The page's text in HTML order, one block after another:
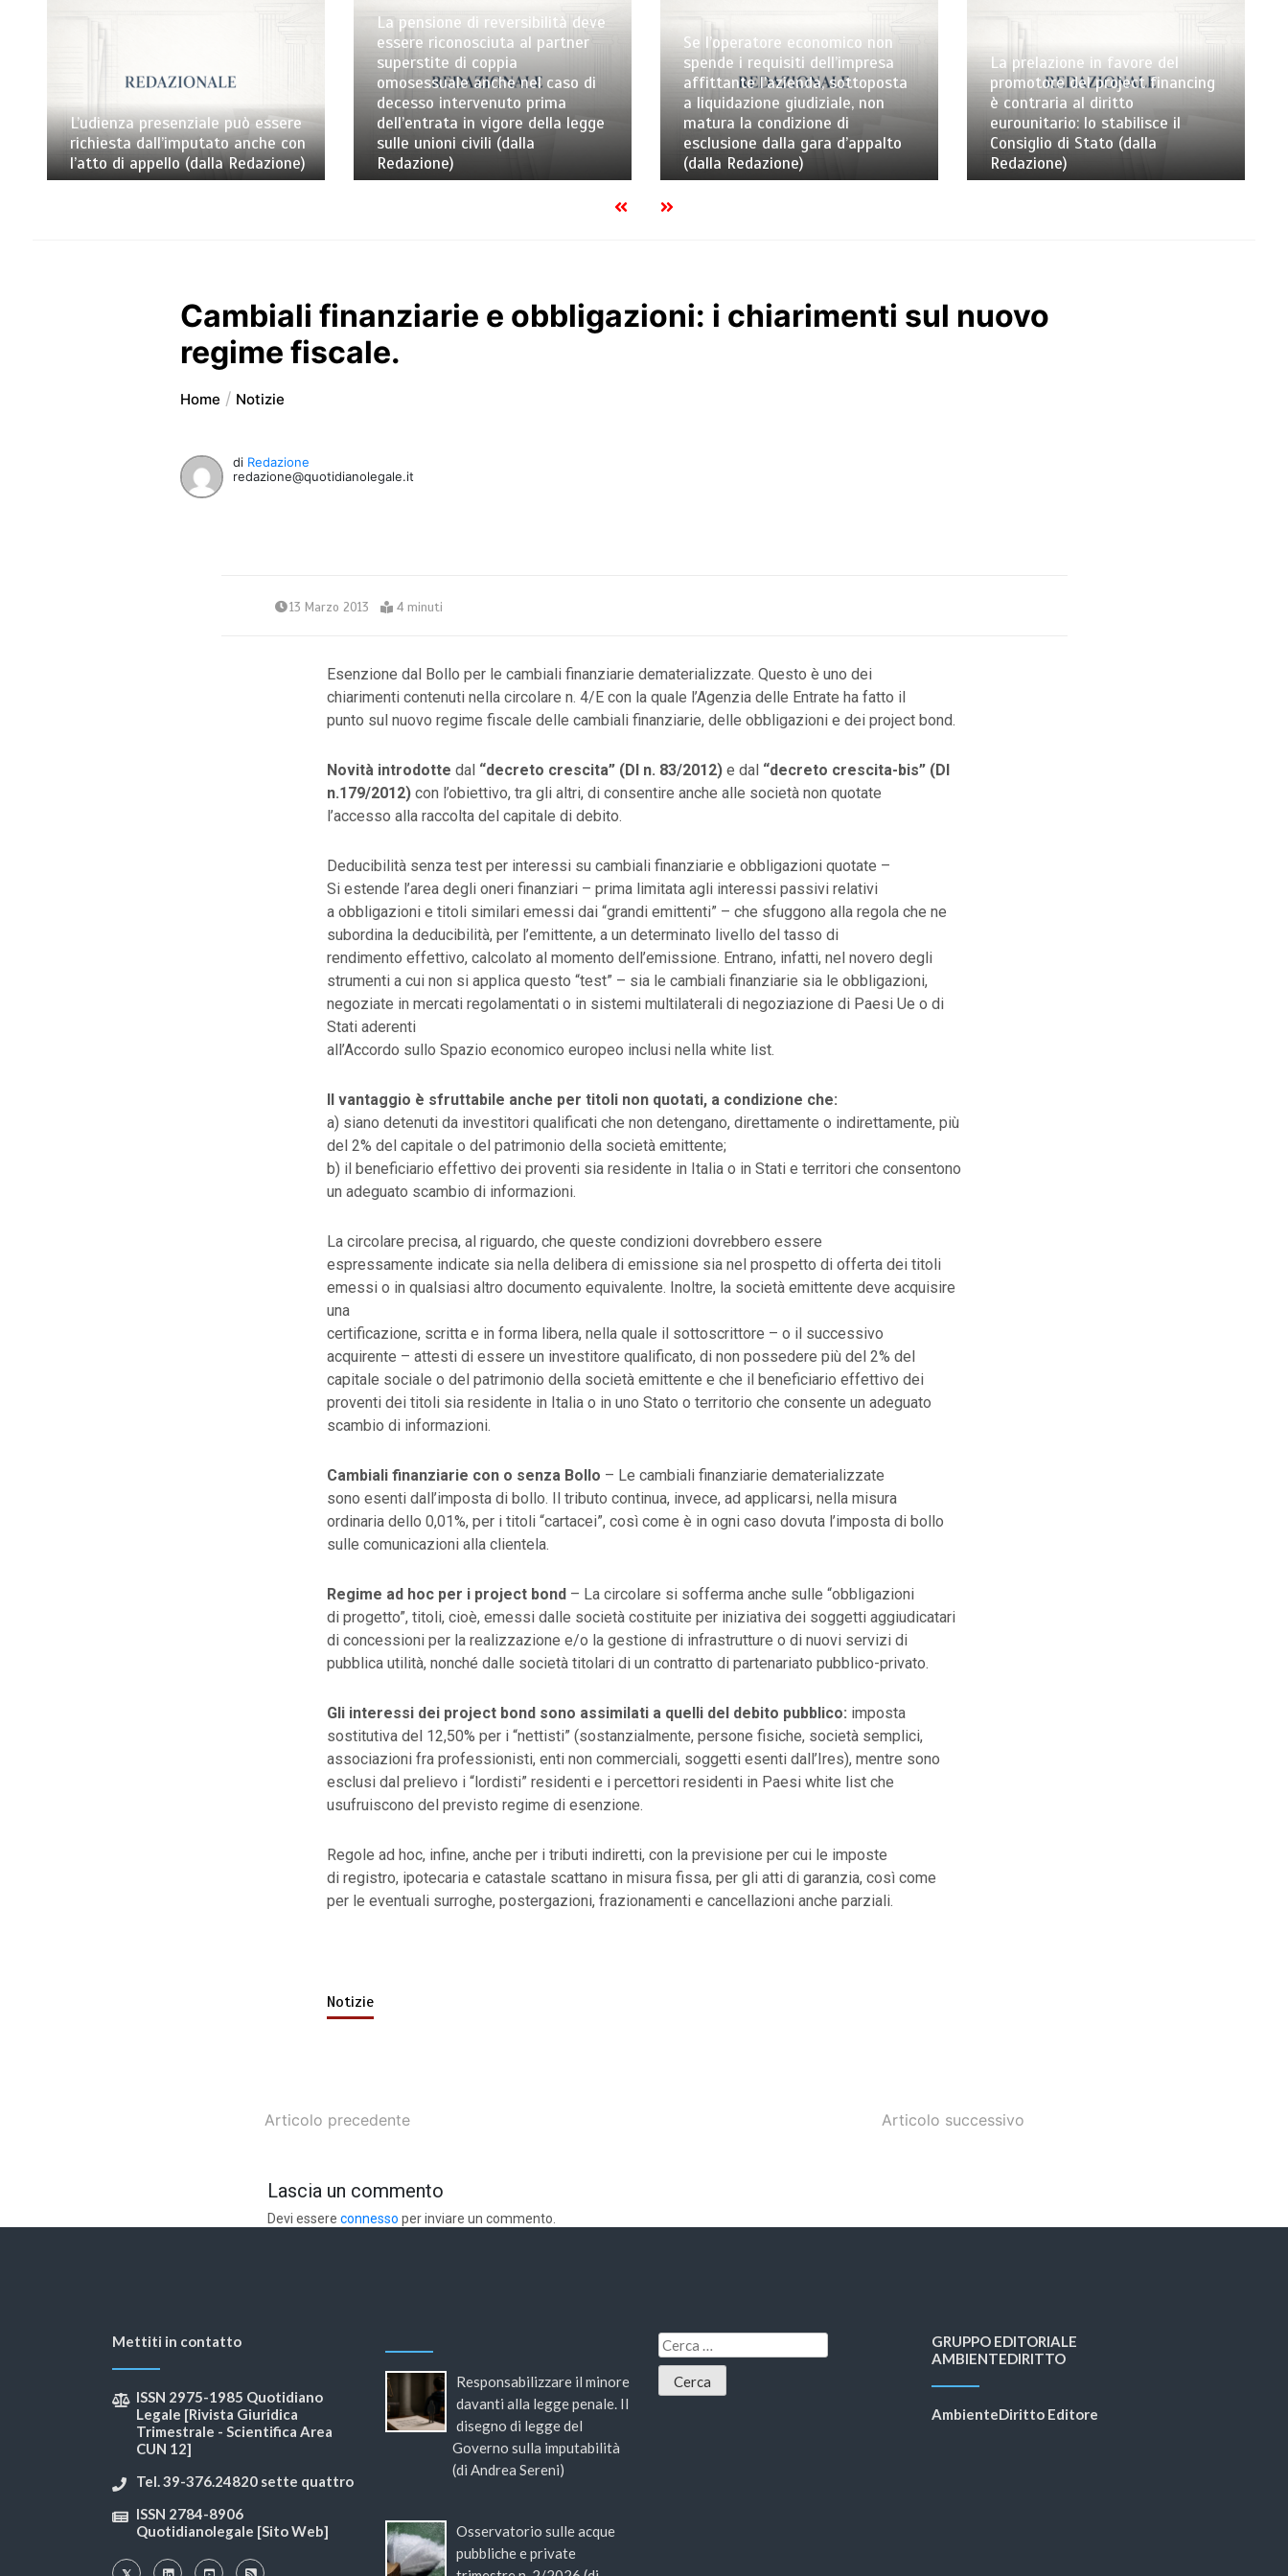
L’udienza presenziale può essere
richiesta dall’imputato anche con
l’atto di appello (dalla Redazione)
La pensione di reversibilità deve
essere riconosciuta al partner
superstite di coppia
omosessuale anche nel caso di
decesso intervenuto prima
dell’entrata in vigore della legge
sulle unioni civili (dalla
Redazione)
Se l’operatore economico non
spende i requisiti dell’impresa
affittante l’azienda, sottoposta
a liquidazione giudiziale, non
matura la condizione di
esclusione dalla gara d’appalto
(dalla Redazione)
La prelazione in favore del
promotore del project financing
è contraria al diritto
eurounitario: lo stabilisce il
Consiglio di Stato (dalla
Redazione)
Cambiali finanziarie e obbligazioni: i chiarimenti sul nuovo
regime fiscale.
Home Notizie
di Redazione
redazione@quotidianolegale.it
13 Marzo 2013 4 minuti
Esenzione dal Bollo per le cambiali finanziarie dematerializzate. Questo è uno dei
chiarimenti contenuti nella circolare n. 4/E con la quale l’Agenzia delle Entrate ha fatto il
punto sul nuovo regime fiscale delle cambiali finanziarie, delle obbligazioni e dei project bond.
Novità introdotte dal “decreto crescita” (Dl n. 83/2012) e dal “decreto crescita-bis” (Dl
n.179/2012)con l’obiettivo, tra gli altri, di consentire anche alle società non quotate
l’accesso alla raccolta del capitale di debito.
Deducibilità senza test per interessi su cambiali finanziarie e obbligazioni quotate –
Si estende l’area degli oneri finanziari – prima limitata agli interessi passivi relativi
a obbligazioni e titoli similari emessi dai “grandi emittenti” – che sfuggono alla regola che ne
subordina la deducibilità, per l’emittente, a un determinato livello del tasso di
rendimento effettivo, calcolato al momento dell’emissione. Entrano, infatti, nel novero degli
strumenti a cui non si applica questo “test” – sia le cambiali finanziarie sia le obbligazioni,
negoziate in mercati regolamentati o in sistemi multilaterali di negoziazione di Paesi Ue o di
Stati aderenti
all’Accordo sullo Spazio economico europeo inclusi nella white list.
Il vantaggio è sfruttabile anche per titoli non quotati, a condizione che:
a) siano detenuti da investitori qualificati che non detengano, direttamente o indirettamente, più
del 2% del capitale o del patrimonio della società emittente;
b) il beneficiario effettivo dei proventi sia residente in Italia o in Stati e territori che consentono
un adeguato scambio di informazioni.
La circolare precisa, al riguardo, che queste condizioni dovrebbero essere
espressamente indicate sia nella delibera di emissione sia nel prospetto di offerta dei titoli
emessi o in qualsiasi altro documento equivalente. Inoltre, la società emittente deve acquisire
una
certificazione, scritta e in forma libera, nella quale il sottoscrittore – o il successivo
acquirente – attesti di essere un investitore qualificato, di non possedere più del 2% del
capitale sociale o del patrimonio della società emittente e che il beneficiario effettivo dei
proventi dei titoli sia residente in Italia o in uno Stato o territorio che consente un adeguato
scambio di informazioni.
Cambiali finanziarie con o senza Bollo – Le cambiali finanziarie dematerializzate
sono esenti dall’imposta di bollo. Il tributo continua, invece, ad applicarsi, nella misura
ordinaria dello 0,01%, per i titoli “cartacei”, così come è in ogni caso dovuta l’imposta di bollo
sulle comunicazioni alla clientela.
Regime ad hoc per i project bond – La circolare si sofferma anche sulle “obbligazioni
di progetto”, titoli, cioè, emessi dalle società costituite per iniziativa dei soggetti aggiudicatari
di concessioni per la realizzazione e/o la gestione di infrastrutture o di nuovi servizi di
pubblica utilità, nonché dalle società titolari di un contratto di partenariato pubblico-privato.
Gli interessi dei project bond sono assimilati a quelli del debito pubblico: imposta
sostitutiva del 12,50% per i “nettisti” (sostanzialmente, persone fisiche, società semplici,
associazioni fra professionisti, enti non commerciali, soggetti esenti dall’Ires), mentre sono
esclusi dal prelievo i “lordisti” residenti e i percettori residenti in Paesi white list che
usufruiscono del previsto regime di esenzione.
Regole ad hoc, infine, anche per i tributi indiretti, con la previsione per cui le imposte
di registro, ipotecaria e catastale scattano in misura fissa, per gli atti di garanzia, così come
per le eventuali surroghe, postergazioni, frazionamenti e cancellazioni anche parziali.
Notizie
Articolo precedente Articolo successivo
Lascia un commento
Devi essere connesso per inviare un commento.
Mettiti in contatto
ISSN 2975-1985 Quotidiano
Legale [Rivista Giuridica
Trimestrale - Scientifica Area
CUN 12]
Tel. 39-376.24820 sette quattro
ISSN 2784-8906
Quotidianolegale [Sito Web]
Responsabilizzare il minore
davanti alla legge penale. Il
disegno di legge del
Governo sulla imputabilità
(di Andrea Sereni)
Osservatorio sulle acque
pubbliche e private
GRUPPO EDITORIALE
AMBIENTEDIRITTO
AmbienteDiritto Editore